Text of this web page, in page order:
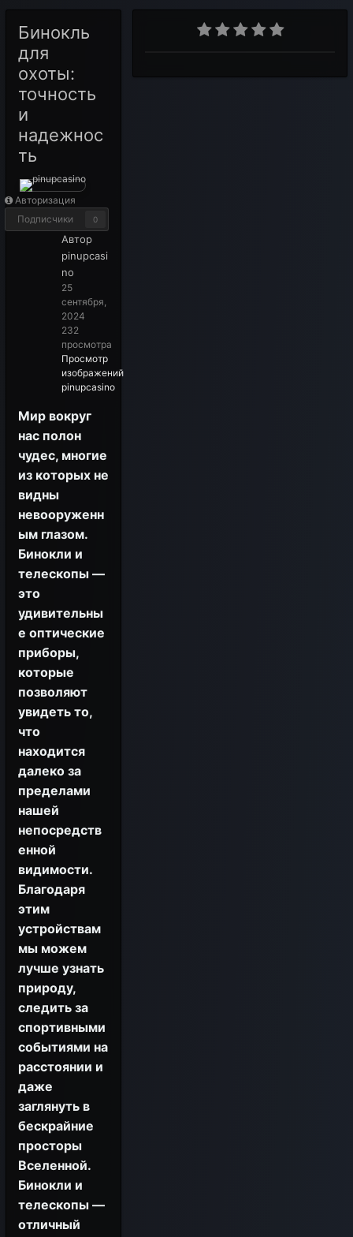
Бинокль
для
охоты:
точность
и
надежнос
ть
Авторизация
Подписчики
0
Автор
pinupcasi
no
25
сентября,
2024
232
просмотра
Просмотр
изображений
pinupcasino
Мир вокруг
нас полон
чудес, многие
из которых не
видны
невооруженн
ым глазом.
Бинокли и
телескопы —
это
удивительны
е оптические
приборы,
которые
позволяют
увидеть то,
что
находится
далеко за
пределами
нашей
непосредств
енной
видимости.
Благодаря
этим
устройствам
мы можем
лучше узнать
природу,
следить за
спортивными
событиями на
расстоянии и
даже
заглянуть в
бескрайние
просторы
Вселенной.
Бинокли и
телескопы —
отличный